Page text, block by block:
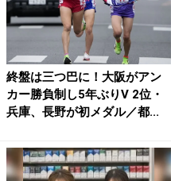
終盤は三つ巴に！大阪がアン
カー勝負制し5年ぶりV 2位・
兵庫、長野が初メダル／都...